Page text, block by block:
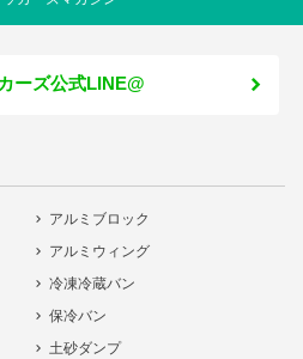
ーズ公式LINE@
アルミブロック
アルミウィング
冷凍冷蔵バン
保冷バン
土砂ダンプ